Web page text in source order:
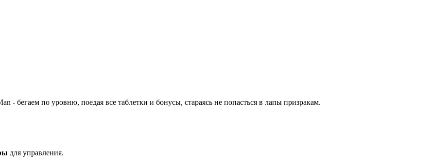
- бегаем по уровню, поедая все таблетки и бонусы, стараясь не попасться в лапы призракам.
для управления.